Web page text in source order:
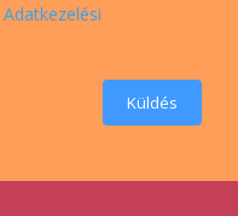
Adatkezelési
Küldés